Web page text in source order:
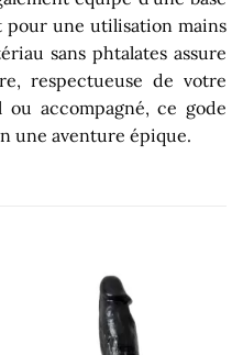
une utilisation mains
sans phtalates assure
respectueuse de votre
ou accompagné, ce gode
une aventure épique.